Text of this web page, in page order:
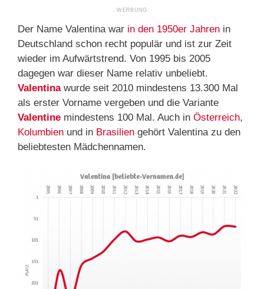
Der Name Valentina war in den 1950er Jahren in
Deutschland schon recht populär und ist zur Zeit
wieder im Aufwärtstrend. Von 1995 bis 2005
dagegen war dieser Name relativ unbeliebt.
Valentinawurde seit 2010 mindestens 13.300 Mal
als erster Vorname vergeben und die Variante
Valentine mindestens 100 Mal. Auch in Österreich,
Kolumbien und in Brasilien gehört Valentina zu den
beliebtesten Mädchennamen.